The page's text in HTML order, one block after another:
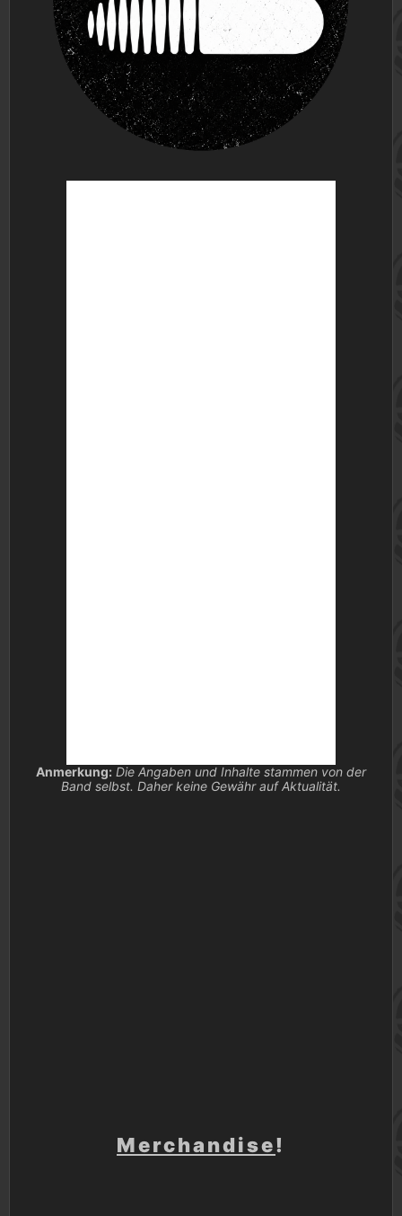
Anmerkung: Die Angaben und Inhalte stammen von der
Band selbst. Daher keine Gewähr auf Aktualität.
Merchandise!